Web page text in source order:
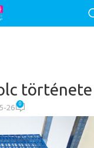
története
26 0